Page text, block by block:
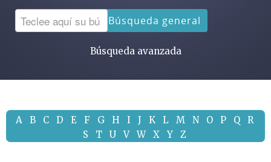
Búsqueda general
Búsqueda avanzada
A B C D E F G H I J K L M N O P Q
R
S
T U V W X Y Z